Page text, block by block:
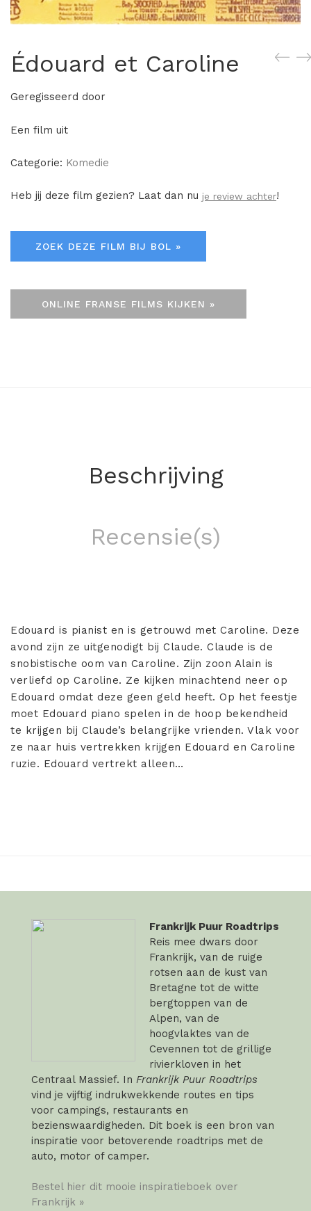
Édouard et Caroline
Geregisseerd door
Een film uit
Categorie: Komedie
Heb jij deze film gezien? Laat dan nu je review achter!
ZOEK DEZE FILM BIJ BOL »
ONLINE FRANSE FILMS KIJKEN »
Beschrijving
Recensie(s)
Edouard is pianist en is getrouwd met Caroline. Deze
avond zijn ze uitgenodigt bij Claude. Claude is de
snobistische oom van Caroline. Zijn zoon Alain is
verliefd op Caroline. Ze kijken minachtend neer op
Edouard omdat deze geen geld heeft. Op het feestje
moet Edouard piano spelen in de hoop bekendheid
te krijgen bij Claude’s belangrijke vrienden. Vlak voor
ze naar huis vertrekken krijgen Edouard en Caroline
ruzie. Edouard vertrekt alleen…
Frankrijk Puur Roadtrips
Reis mee dwars door
Frankrijk, van de ruige
rotsen aan de kust van
Bretagne tot de witte
bergtoppen van de
Alpen, van de
hoogvlaktes van de
Cevennen tot de grillige
rivierkloven in het
Centraal Massief. In Frankrijk Puur Roadtrips
vind je vijftig indrukwekkende routes en tips
voor campings, restaurants en
bezienswaardigheden. Dit boek is een bron van
inspiratie voor betoverende roadtrips met de
auto, motor of camper.
Bestel hier dit mooie inspiratieboek over
Frankrijk »